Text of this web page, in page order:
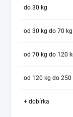
do 30 kg
od 30 kg do 70 kg
od 70 kg do 120
od 120 kg do 250
+ dobírka